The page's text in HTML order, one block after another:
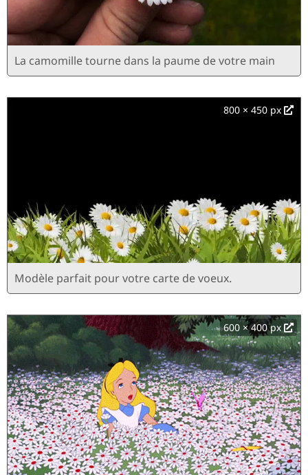
La camomille tourne dans la paume de votre main
800 × 450 px
Modèle parfait pour votre carte de voeux.
600 × 400 px